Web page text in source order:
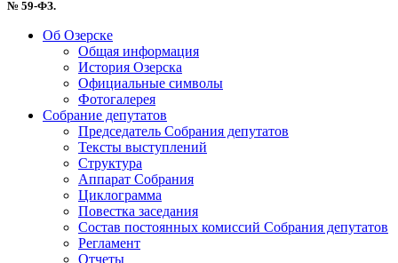
№ 59-ФЗ.
Об Озерске
Общая информация
История Озерска
Официальные символы
Фотогалерея
Собрание депутатов
Председатель Собрания депутатов
Тексты выступлений
Структура
Аппарат Собрания
Циклограмма
Повестка заседания
Состав постоянных комиссий Собрания депутатов
Регламент
Отчеты